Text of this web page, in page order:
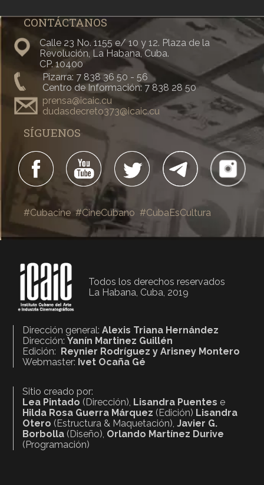
CONTÁCTANOS
Calle 23 No. 1155 e/ 10 y 12. Plaza de la
Revolución, La Habana, Cuba.
CP. 10400
Pizarra: 7 838 36 50 - 56
Centro de Información: 7 838 28 50
prensa@icaic.cu
dudasdecreto373@icaic.cu
SÍGUENOS
#Cubacine #CineCubano #CubaEsCultura
Todos los derechos reservados
La Habana, Cuba, 2019
Dirección general:Alexis Triana Hernández
Dirección:Yanín Martinez Guillén
Edición: Reynier Rodríguez y Arisney Montero
Webmaster: Ivet Ocaña Gé
Sitio creado por:
Lea Pintado (Dirección), Lisandra Puentes e
Hilda Rosa Guerra Márquez (Edición) Lisandra
Otero (Estructura & Maquetación),Javier G.
Borbolla (Diseño), Orlando Martínez Durive
(Programación)